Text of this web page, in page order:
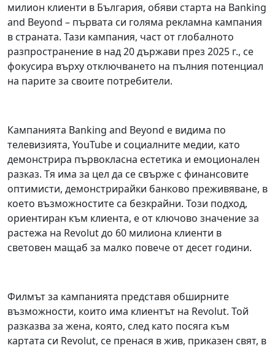
милион клиенти в България, обяви старта на Banking
and Beyond – първата си голяма рекламна кампания
в страната. Тази кампания, част от глобалното
разпространение в над 20 държави през 2025 г., се
фокусира върху отключването на пълния потенциал
на парите за своите потребители.
Кампанията Banking and Beyond е видима по
телевизията, YouTube и социалните медии, като
демонстрира първокласна естетика и емоционален
разказ. Тя има за цел да се свърже с финансовите
оптимисти, демонстрирайки банково преживяване, в
което възможностите са безкрайни. Този подход,
ориентиран към клиента, е от ключово значение за
растежа на Revolut до 60 милиона клиенти в
световен мащаб за малко повече от десет години.
Филмът за кампанията представя обширните
възможности, които има клиентът на Revolut. Той
разказва за жена, която, след като посяга към
картата си Revolut, се пренася в жив, приказен свят, в